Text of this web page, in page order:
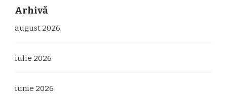
Arhivă
august 2026
iulie 2026
iunie 2026